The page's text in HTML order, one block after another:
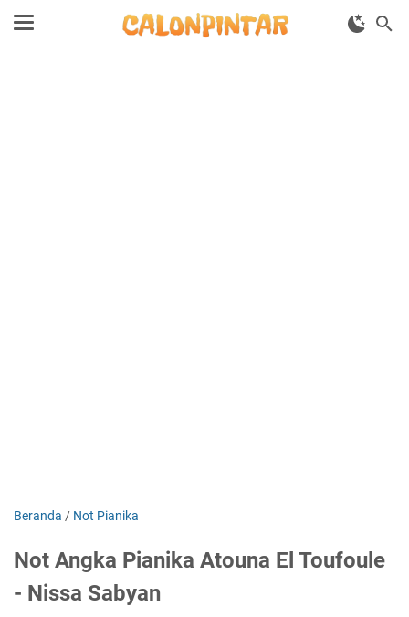
Beranda / Not Pianika
Not Angka Pianika Atouna El Toufoule
- Nissa Sabyan